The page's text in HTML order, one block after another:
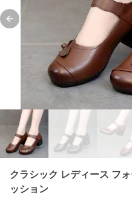
Previous slide
クラシック レディース フ
ッション